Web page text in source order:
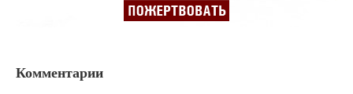
Комментарии